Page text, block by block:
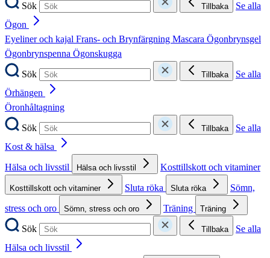
Sök
Tillbaka
Se alla
Ögon
Eyeliner och kajal Frans- och Brynfärgning Mascara Ögonbrynsgel
Ögonbrynspenna Ögonskugga
Sök
Tillbaka
Se alla
Örhängen
Öronhåltagning
Sök
Tillbaka
Se alla
Kost & hälsa
Hälsa och livsstil
Hälsa och livsstil Kosttillskott och vitaminer
Kosttillskott och vitaminer Sluta röka Sluta röka
Sömn,
stress och oro
Sömn, stress och oro Träning Träning
Sök Tillbaka
Se alla
Hälsa och livsstil